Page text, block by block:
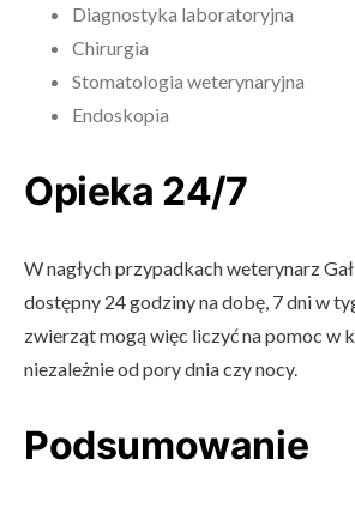
Diagnostyka laboratoryjna
Chirurgia
Stomatologia weterynaryjna
Endoskopia
Opieka 24/7
W nagłych przypadkach weterynarz
dostępny 24 godziny na dobę, 7 dni w
zwierząt mogą więc liczyć na pomoc w
niezależnie od pory dnia czy nocy.
Podsumowanie